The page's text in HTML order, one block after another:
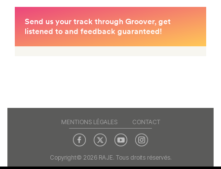
MENTIONS LÉGALES CONTACT
Copyright© 2026 RAJE. Tous droits réservés.